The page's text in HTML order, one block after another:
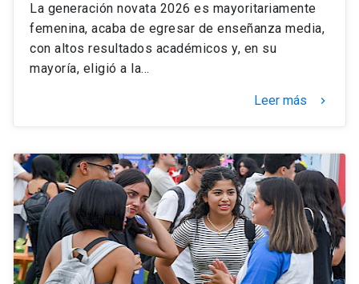
Personal
Alumni
Vecinos
Mi Cuenta UC launch
Correo UC launch
Donaciones launch
La generación novata 2026 es mayoritariamente
femenina, acaba de egresar de enseñanza media,
con altos resultados académicos y, en su
mayoría, eligió a la…
Leer más keyboard_arrow_right